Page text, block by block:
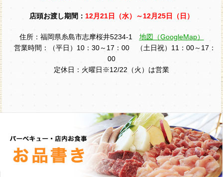
店頭お渡し期間： 12月21日（水）～12月25日（日）
住所：福岡県糸島市志摩桜井5234-1 地図（GoogleMap）
営業時間：（平日）10：30～17：00 （土日祝）11：00～17：
00
定休日：火曜日※12/22（火）は営業